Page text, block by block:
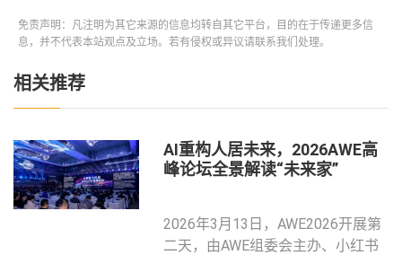
免责声明：凡注明为其它来源的信息均转自其它平台，目的在于传递更多信
息，并不代表本站观点及立场。若有侵权或异议请联系我们处理。
相关推荐
AI重构人居未来，2026AWE高
峰论坛全景解读“未来家”
2026年3月13日，AWE2026开展第
二天，由AWE组委会主办、小红书